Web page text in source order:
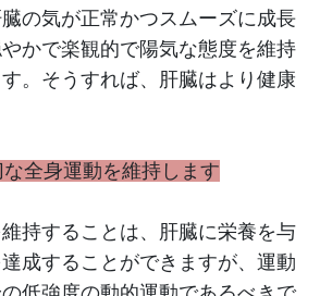
の気が正常かつスムーズに成長
かで楽観的で陽気な態度を維持
。そうすれば、肝臓はより健康
全身運動を維持します
持することは、肝臓に栄養を与
成することができますが、運動